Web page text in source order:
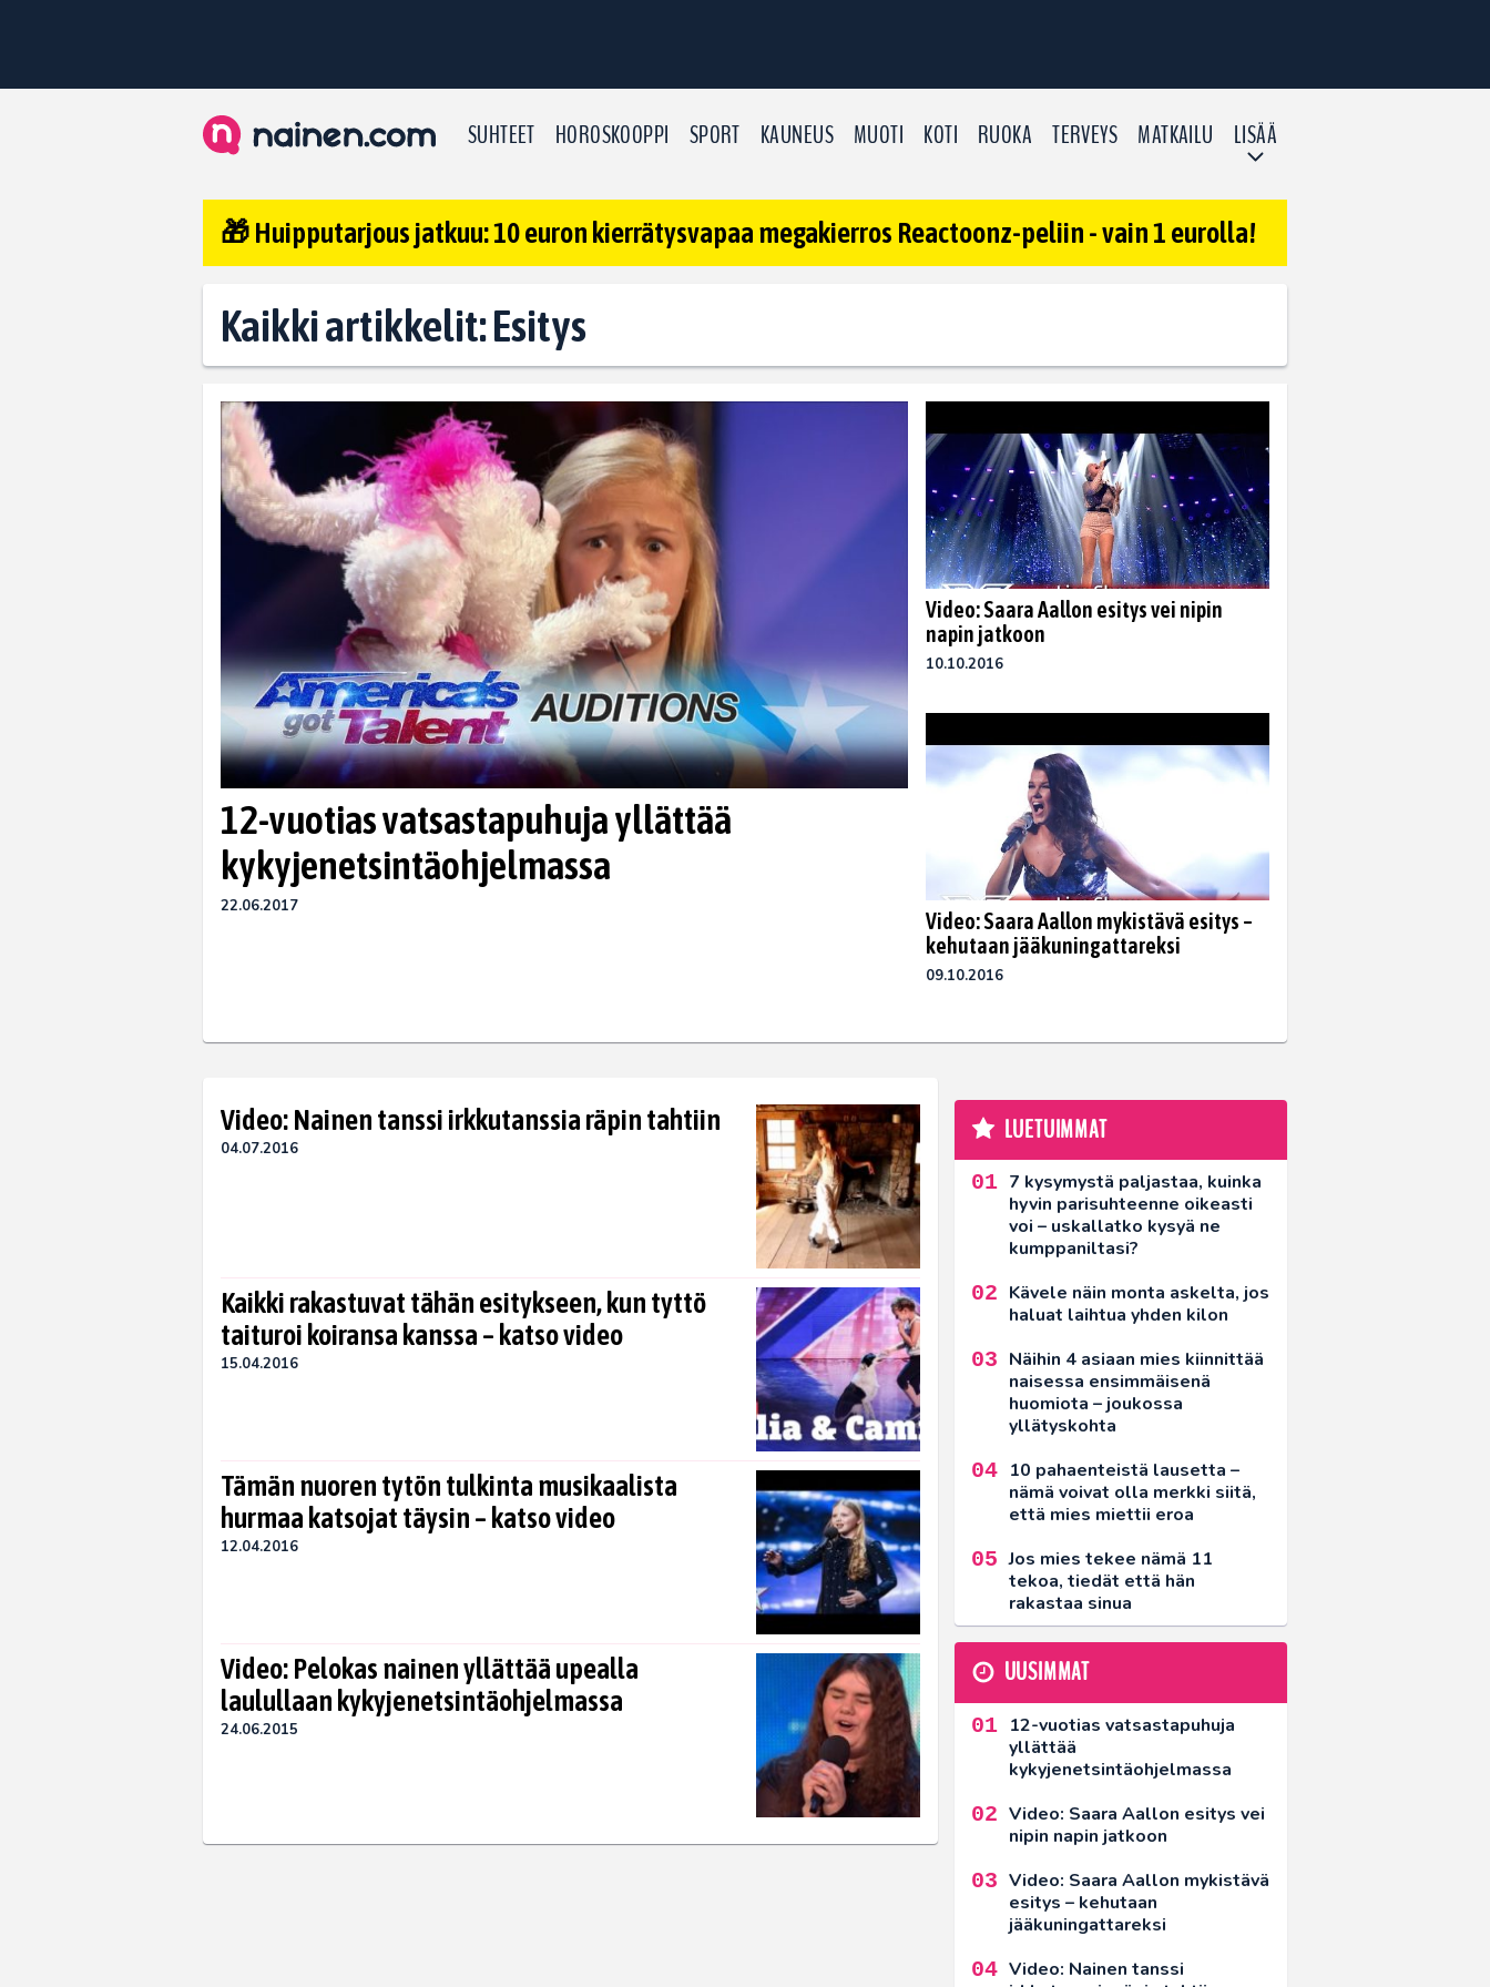
SUHTEET HOROSKOOPPI SPORT KAUNEUS MUOTI KOTI RUOKA TERVEYS MATKAILU LISÄÄ
🎁 Huipputarjous jatkuu: 10 euron kierrätysvapaa megakierros Reactoonz-peliin - vain 1 eurolla!
Kaikki artikkelit: Esitys
12-vuotias vatsastapuhuja yllättää
kykyjenetsintäohjelmassa
22.06.2017
Video: Saara Aallon esitys vei nipin
napin jatkoon
10.10.2016
Video: Saara Aallon mykistävä esitys –
kehutaan jääkuningattareksi
09.10.2016
Video: Nainen tanssi irkkutanssia räpin tahtiin
04.07.2016
Kaikki rakastuvat tähän esitykseen, kun tyttö
taituroi koiransa kanssa – katso video
15.04.2016
Tämän nuoren tytön tulkinta musikaalista
hurmaa katsojat täysin – katso video
12.04.2016
Video: Pelokas nainen yllättää upealla
laulullaan kykyjenetsintäohjelmassa
24.06.2015
LUETUIMMAT
7 kysymystä paljastaa, kuinka
hyvin parisuhteenne oikeasti
voi – uskallatko kysyä ne
kumppaniltasi?
Kävele näin monta askelta, jos
haluat laihtua yhden kilon
Näihin 4 asiaan mies kiinnittää
naisessa ensimmäisenä
huomiota – joukossa
yllätyskohta
10 pahaenteistä lausetta –
nämä voivat olla merkki siitä,
että mies miettii eroa
Jos mies tekee nämä 11
tekoa, tiedät että hän
rakastaa sinua
UUSIMMAT
12-vuotias vatsastapuhuja
yllättää
kykyjenetsintäohjelmassa
Video: Saara Aallon esitys vei
nipin napin jatkoon
Video: Saara Aallon mykistävä
esitys – kehutaan
jääkuningattareksi
Video: Nainen tanssi